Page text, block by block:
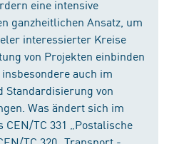
eine intensive
ganzheitlichen Ansatz, um
interessierter Kreise
von Projekten einbinden
auch im
Standardisierung von
Was ändert sich im
TC 331 „Postalische